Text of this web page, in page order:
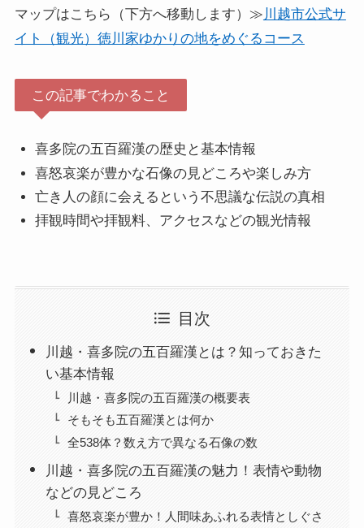
マップはこちら（下方へ移動します）≫川越市公式サ
イト（観光）徳川家ゆかりの地をめぐるコース
この記事でわかること
喜多院の五百羅漢の歴史と基本情報
喜怒哀楽が豊かな石像の見どころや楽しみ方
亡き人の顔に会えるという不思議な伝説の真相
拝観時間や拝観料、アクセスなどの観光情報
目次
川越・喜多院の五百羅漢とは？知っておきた
い基本情報
川越・喜多院の五百羅漢の概要表
そもそも五百羅漢とは何か
全538体？数え方で異なる石像の数
川越・喜多院の五百羅漢の魅力！表情や動物
などの見どころ
喜怒哀楽が豊か！人間味あふれる表情としぐさ